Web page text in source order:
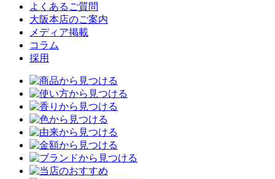
よくあるご質問
大阪本店のご案内
メディア掲載
コラム
採用